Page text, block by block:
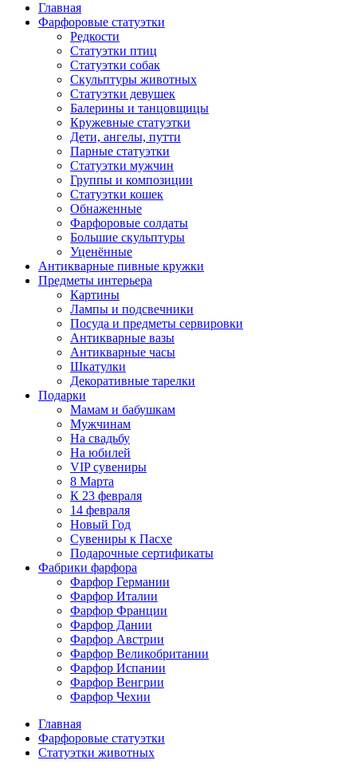
Главная
Фарфоровые статуэтки
Редкости
Cтатуэтки птиц
Cтатуэтки собак
Скульптуры животных
Статуэтки девушек
Балерины и танцовщицы
Кружевные статуэтки
Дети, ангелы, путти
Парные статуэтки
Статуэтки мужчин
Группы и композиции
Статуэтки кошек
Обнаженные
Фарфоровые солдаты
Большие скульптуры
Уценённые
Антикварные пивные кружки
Предметы интерьера
Картины
Лампы и подсвечники
Посуда и предметы сервировки
Антикварные вазы
Антикварные часы
Шкатулки
Декоративные тарелки
Подарки
Мамам и бабушкам
Мужчинам
На свадьбу
На юбилей
VIP сувениры
8 Марта
К 23 февраля
14 февраля
Новый Год
Сувениры к Пасхе
Подарочные сертификаты
Фабрики фарфора
Фарфор Германии
Фарфор Италии
Фарфор Франции
Фарфор Дании
Фарфор Австрии
Фарфор Великобритании
Фарфор Испании
Фарфор Венгрии
Фарфор Чехии
Главная
Фарфоровые статуэтки
Статуэтки животных